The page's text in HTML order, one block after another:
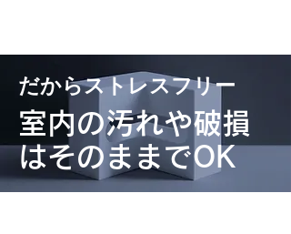
​だからストレスフリー
​室内の汚れや破損
はそのままでOK